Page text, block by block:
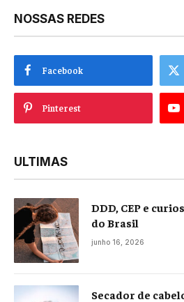
NOSSAS REDES
Facebook
Pinterest
ULTIMAS
DDD, CEP e
do Brasil
junho 16, 2026
Secador de